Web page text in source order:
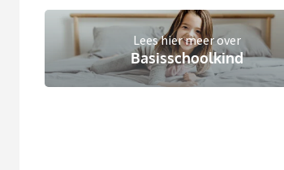
Lees hier meer over
Basisschoolkind